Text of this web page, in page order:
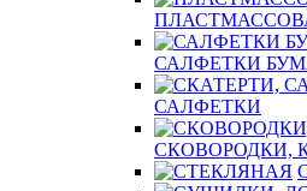
САЛФЕТКИ
САЛФЕТКИ
СКОВОРОДКИ,